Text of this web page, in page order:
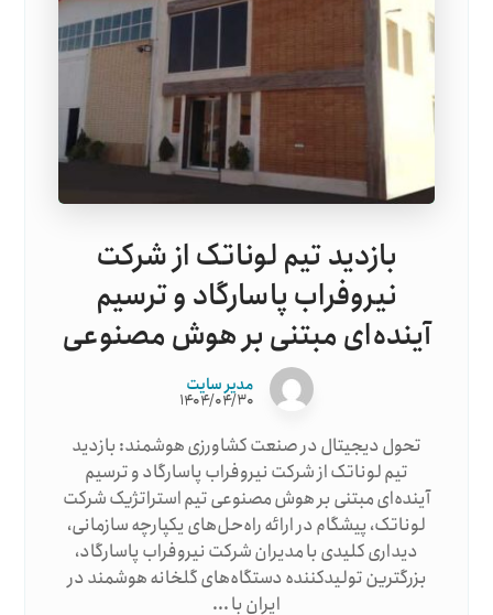
بازدید تیم لوناتک از شرکت
نیروفراب پاسارگاد و ترسیم
آینده‌ای مبتنی بر هوش مصنوعی
مدیر سایت
۱۴۰۴/۰۴/۳۰
تحول دیجیتال در صنعت کشاورزی هوشمند: بازدید
تیم لوناتک از شرکت نیروفراب پاسارگاد و ترسیم
آینده‌ای مبتنی بر هوش مصنوعی تیم استراتژیک شرکت
لوناتک، پیشگام در ارائه راه‌حل‌های یکپارچه سازمانی،
دیداری کلیدی با مدیران شرکت نیروفراب پاسارگاد،
بزرگترین تولیدکننده دستگاه‌های گلخانه هوشمند در
ایران با ...